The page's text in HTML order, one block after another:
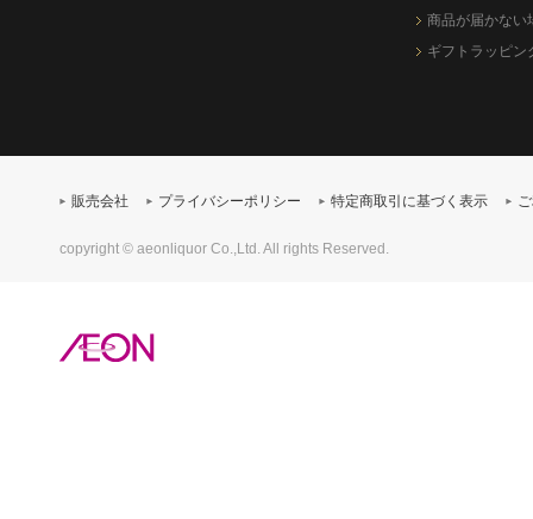
商品が届かない
ギフトラッピン
販売会社 プライバシーポリシー 特定商取引に基づく表示
copyright © aeonliquor Co.,Ltd. All rights Reserved.